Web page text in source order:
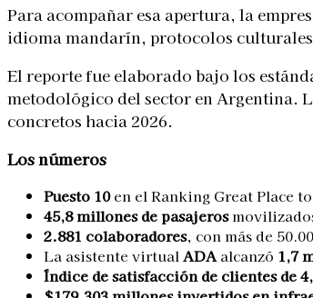
Para acompañar esa apertura, la
idioma mandarín, protocolos culturales
El reporte fue elaborado bajo los
metodológico del sector en Argentina.
concretos hacia 2026.
Los números
Puesto 10en el Ranking Great Place
45,8 millones de pasajeros
2.881 colaboradores, con más de
La asistente virtual ADA alcanzó 1,7
Índice de satisfacción de clientes de